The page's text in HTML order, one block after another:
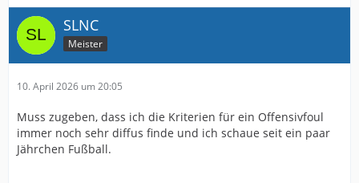
SLNC
Meister
10. April 2026 um 20:05
Muss zugeben, dass ich die Kriterien für ein Offensivfoul
immer noch sehr diffus finde und ich schaue seit ein paar
Jährchen Fußball.